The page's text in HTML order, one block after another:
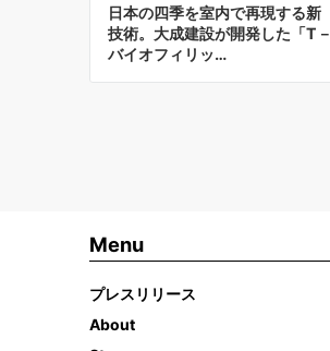
日本の四季を室内で再現する新
技術。大成建設が開発した「T－
バイオフィリッ…
Menu
プレスリリース
About